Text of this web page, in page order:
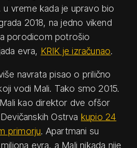
u vreme kada je upravo bio
2018, na jedno vikend
porodicom potrošio
evra, KRIK je izračunao.
navrata pisao o prilično
vodi Mali. Tako smo 2015.
kao direktor dve ofšor
Ostrva kupio 24
primorju. Apartmani su
evra, a Mali nikada nije